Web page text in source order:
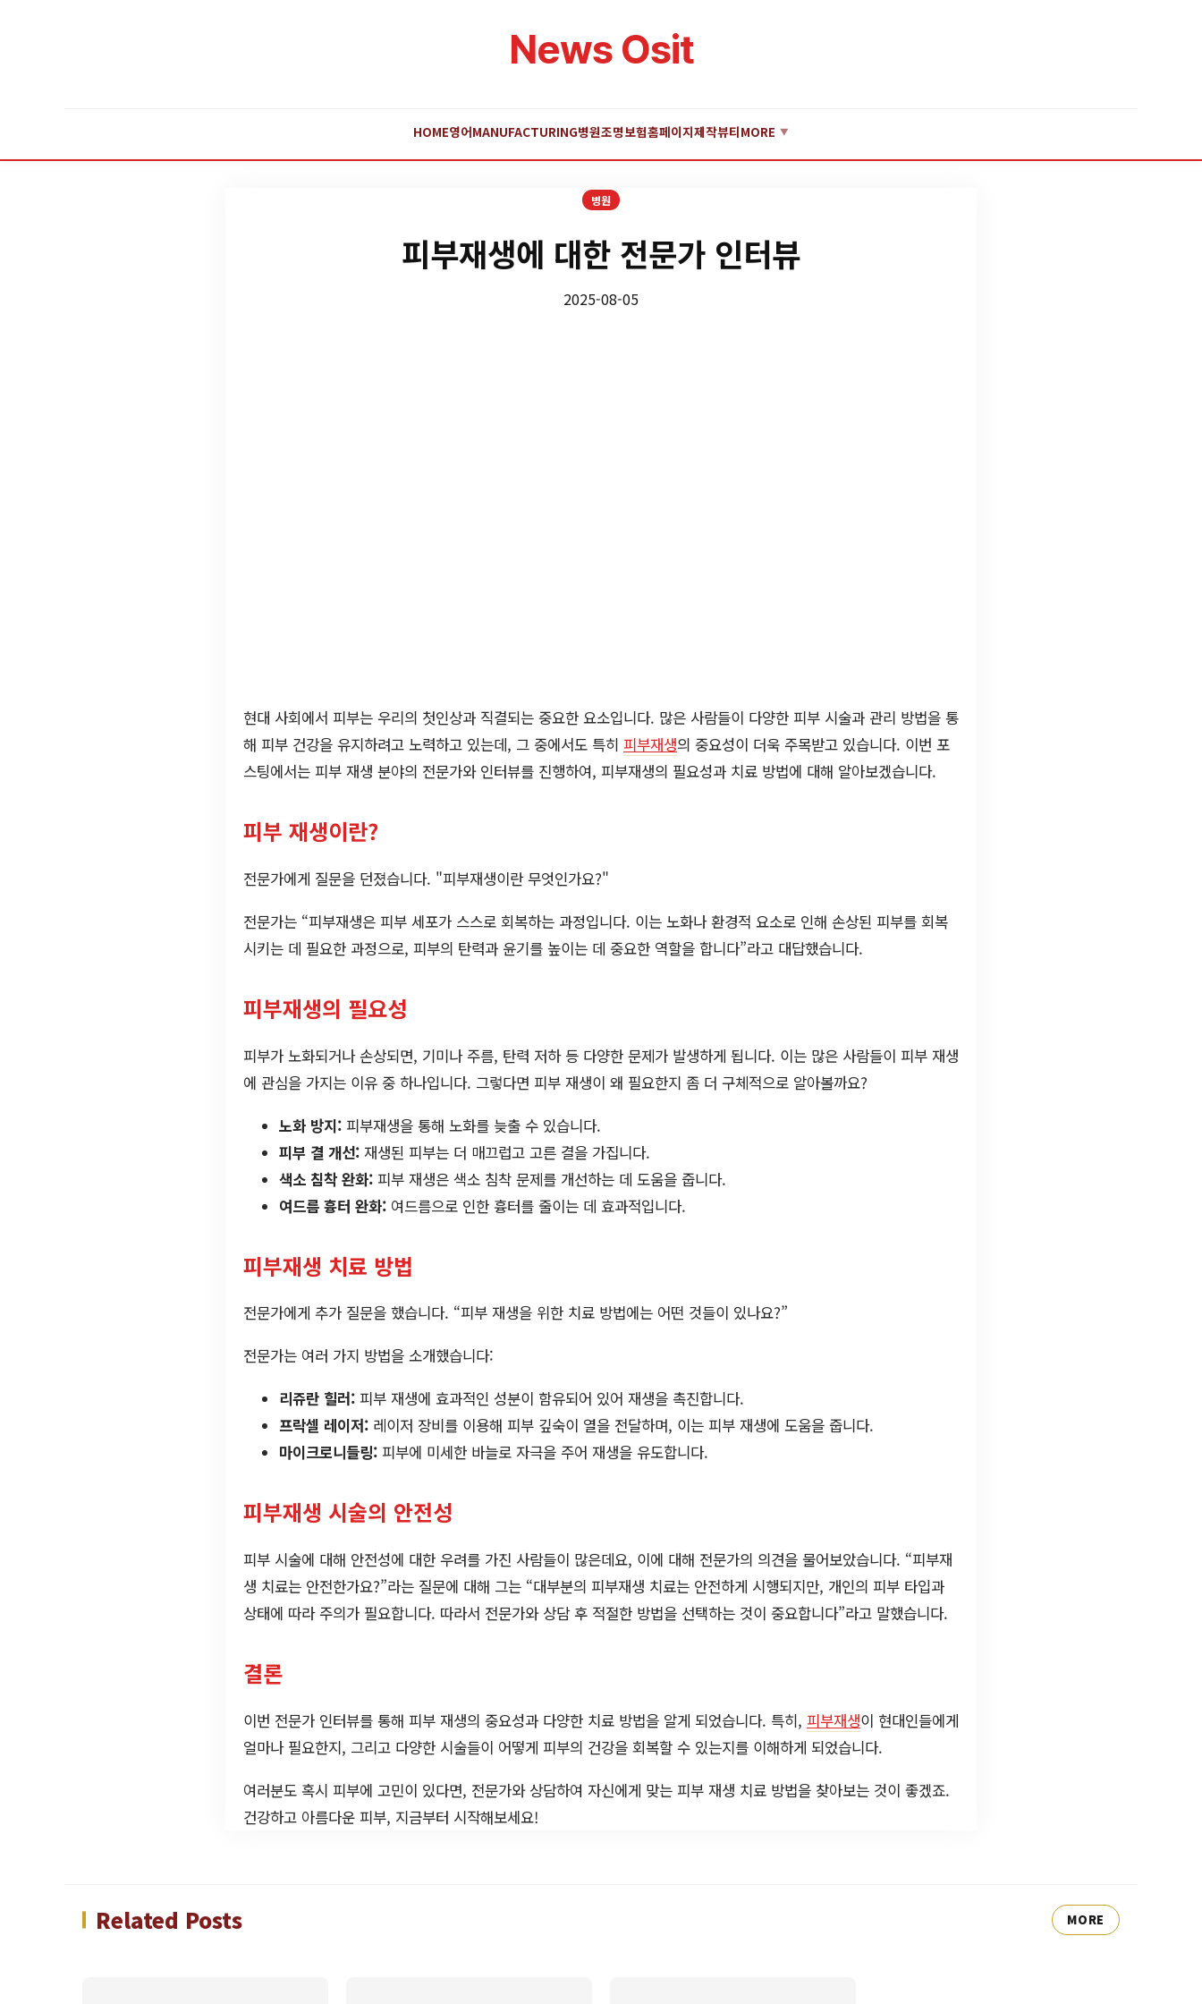
News Osit
HOME영어MANUFACTURING병원조명보험홈페이지제작뷰티MORE ▼
병원
피부재생에 대한 전문가 인터뷰
2025-08-05
현대 사회에서 피부는 우리의 첫인상과 직결되는 중요한 요소입니다. 많은 사람들이 다양한 피부 시술과 관리 방법을 통
해 피부 건강을 유지하려고 노력하고 있는데, 그 중에서도 특히 피부재생의 중요성이 더욱 주목받고 있습니다. 이번 포
스팅에서는 피부 재생 분야의 전문가와 인터뷰를 진행하여, 피부재생의 필요성과 치료 방법에 대해 알아보겠습니다.
피부 재생이란?
전문가에게 질문을 던졌습니다. "피부재생이란 무엇인가요?"
전문가는 “피부재생은 피부 세포가 스스로 회복하는 과정입니다. 이는 노화나 환경적 요소로 인해 손상된 피부를 회복
시키는 데 필요한 과정으로, 피부의 탄력과 윤기를 높이는 데 중요한 역할을 합니다”라고 대답했습니다.
피부재생의 필요성
피부가 노화되거나 손상되면, 기미나 주름, 탄력 저하 등 다양한 문제가 발생하게 됩니다. 이는 많은 사람들이 피부 재생
에 관심을 가지는 이유 중 하나입니다. 그렇다면 피부 재생이 왜 필요한지 좀 더 구체적으로 알아볼까요?
노화 방지: 피부재생을 통해 노화를 늦출 수 있습니다.
피부 결 개선: 재생된 피부는 더 매끄럽고 고른 결을 가집니다.
색소 침착 완화: 피부 재생은 색소 침착 문제를 개선하는 데 도움을 줍니다.
여드름 흉터 완화: 여드름으로 인한 흉터를 줄이는 데 효과적입니다.
피부재생 치료 방법
전문가에게 추가 질문을 했습니다. “피부 재생을 위한 치료 방법에는 어떤 것들이 있나요?”
전문가는 여러 가지 방법을 소개했습니다:
리쥬란 힐러: 피부 재생에 효과적인 성분이 함유되어 있어 재생을 촉진합니다.
프락셀 레이저: 레이저 장비를 이용해 피부 깊숙이 열을 전달하며, 이는 피부 재생에 도움을 줍니다.
마이크로니들링: 피부에 미세한 바늘로 자극을 주어 재생을 유도합니다.
피부재생 시술의 안전성
피부 시술에 대해 안전성에 대한 우려를 가진 사람들이 많은데요, 이에 대해 전문가의 의견을 물어보았습니다. “피부재
생 치료는 안전한가요?”라는 질문에 대해 그는 “대부분의 피부재생 치료는 안전하게 시행되지만, 개인의 피부 타입과
상태에 따라 주의가 필요합니다. 따라서 전문가와 상담 후 적절한 방법을 선택하는 것이 중요합니다”라고 말했습니다.
결론
이번 전문가 인터뷰를 통해 피부 재생의 중요성과 다양한 치료 방법을 알게 되었습니다. 특히, 피부재생이 현대인들에게
얼마나 필요한지, 그리고 다양한 시술들이 어떻게 피부의 건강을 회복할 수 있는지를 이해하게 되었습니다.
여러분도 혹시 피부에 고민이 있다면, 전문가와 상담하여 자신에게 맞는 피부 재생 치료 방법을 찾아보는 것이 좋겠죠.
건강하고 아름다운 피부, 지금부터 시작해보세요!
Related Posts MORE